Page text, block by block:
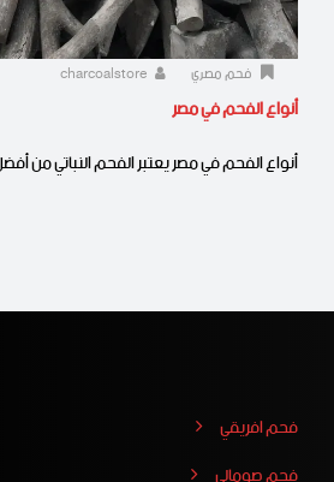
فحم مصري
أنواع الفحم في مصر
أنواع الفحم في مصر يعتبر الفحم النباتي من
فحم افريقي